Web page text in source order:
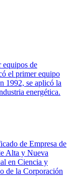
equipos de
el primer equipo
1992, se aplicó la
energética.
de Empresa de
Alta y Nueva
en Ciencia y
de la Corporación